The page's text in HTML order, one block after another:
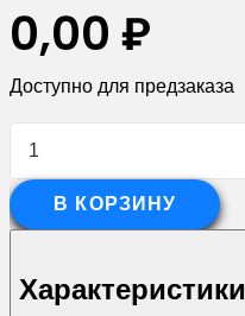
0,00 ₽
Доступно для предзаказа
Количество
Декоративный
камень
Бостон
В КОРЗИНУ
Характеристики